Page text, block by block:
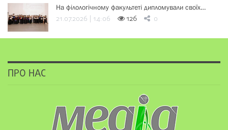
На філологічному факультеті дипломували своїх…
21.07.2026 | 14:06 126 0
ПРО НАС